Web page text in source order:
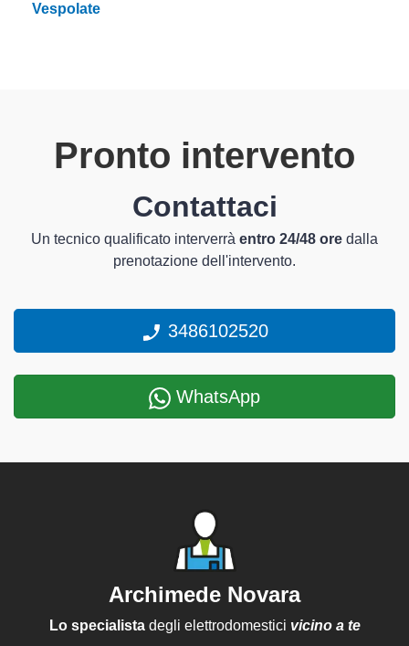
Vespolate
Pronto intervento
Contattaci
Un tecnico qualificato interverrà entro 24/48 ore dalla
prenotazione dell'intervento.
3486102520
WhatsApp
Archimede Novara
Lo specialistadegli elettrodomestici vicino a te